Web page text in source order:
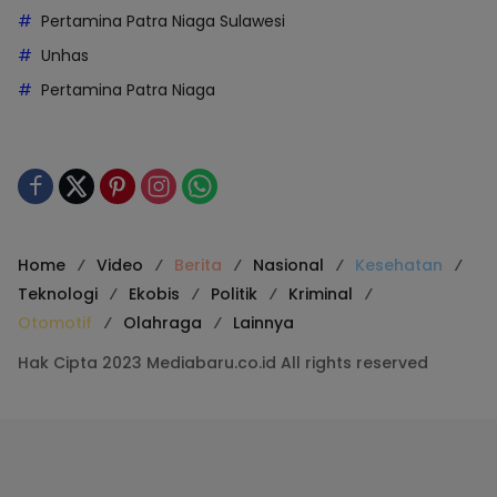
Pertamina Patra Niaga Sulawesi
Unhas
Pertamina Patra Niaga
Home Video Berita Nasional
Kesehatan
Teknologi
Ekobis Politik
Kriminal
Otomotif
Olahraga
Lainnya
Hak Cipta 2023 Mediabaru.co.id All rights reserved